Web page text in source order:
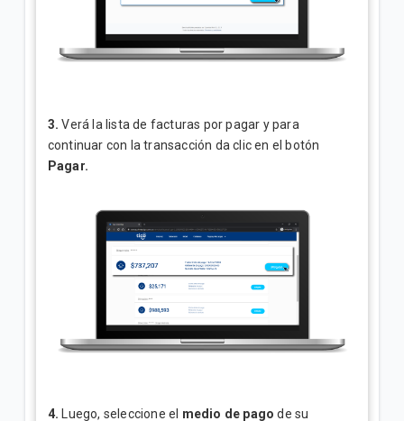
3. Verá la lista de facturas por pagar y para
continuar con la transacción da clic en el botón
Pagar.
4. Luego, seleccione el medio de pago de su